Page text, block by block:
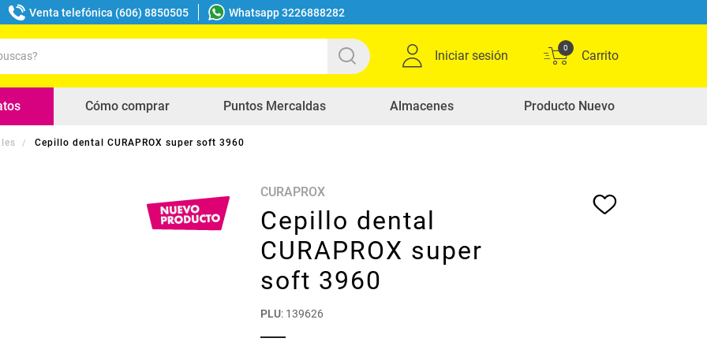
Venta telefónica (606) 8850505 Whatsapp 3226888282
Iniciar sesión
0
Cómo comprar Puntos Mercaldas Almacenes Producto Nuevo
Cepillo dental CURAPROX super soft 3960
CURAPROX
Cepillo dental
CURAPROX super
soft 3960
PLU: 139626
buscados